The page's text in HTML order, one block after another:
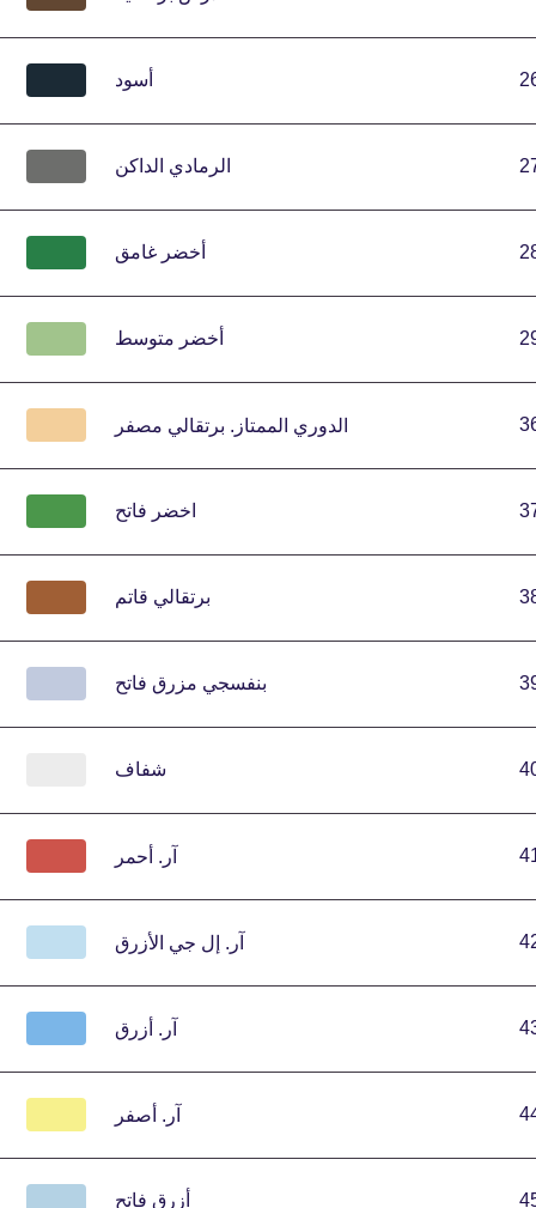
أسود
الرمادي الداكن
أخضر غامق
أخضر متوسط
الدوري الممتاز. برتقالي مصفر
اخضر فاتح
برتقالي قاتم
بنفسجي مزرق فاتح
شفاف
آر. أحمر
آر. إل جي الأزرق
آر. أزرق
آر. أصفر
أزرق فاتح